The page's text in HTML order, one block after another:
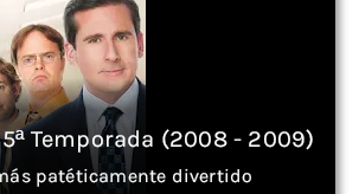
Temporada (2008 - 2009)
patéticamente divertido